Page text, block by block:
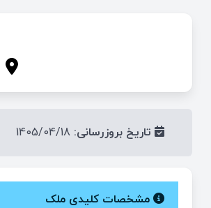
تاریخ بروزرسانی:
مشخصات کلیدی ملک